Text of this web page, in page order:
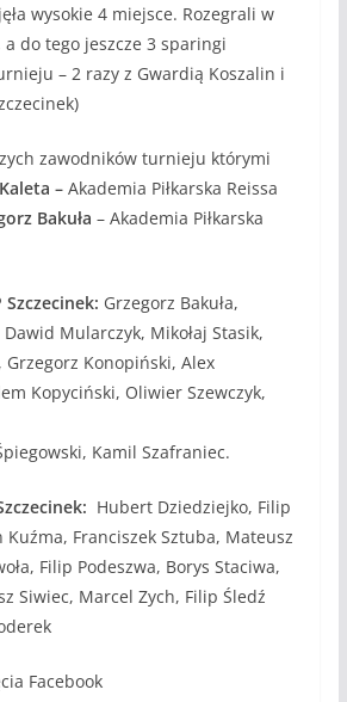
wysokie 4 miejsce. Rozegrali w
do tego jeszcze 3 sparingi
– 2 razy z Gwardią Koszalin i
zawodników turnieju którymi
–Akademia Piłkarska Reissa
Bakuła – Akademia Piłkarska
Szczecinek: Grzegorz Bakuła,
Mularczyk, Mikołaj Stasik,
Grzegorz Konopiński, Alex
Kopyciński, Oliwier Szewczyk,
Kamil Szafraniec.
Hubert Dziedziejko, Filip
Kuźma, Franciszek Sztuba, Mateusz
Filip Podeszwa, Borys Staciwa,
Siwiec, Marcel Zych, Filip Śledź
Facebook